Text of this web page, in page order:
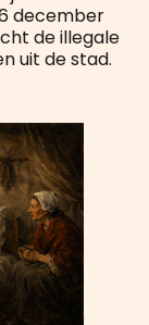
december
de illegale
uit de stad.